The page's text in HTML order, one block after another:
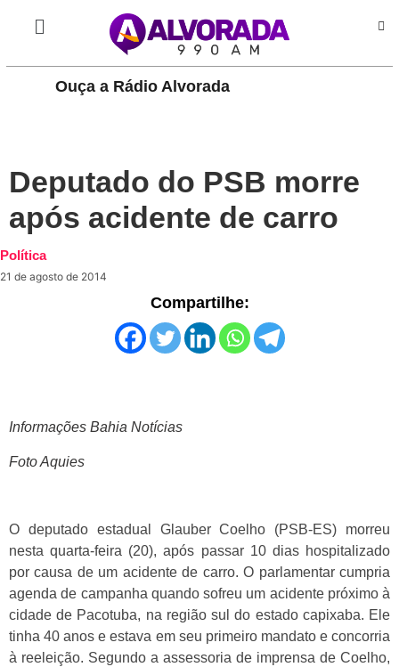
Ouça a Rádio Alvorada
Deputado do PSB morre
após acidente de carro
Política
21 de agosto de 2014
Compartilhe:
Informações Bahia Notícias
Foto Aquies
O deputado estadual Glauber Coelho (PSB-ES) morreu
nesta quarta-feira (20), após passar 10 dias hospitalizado
por causa de um acidente de carro. O parlamentar cumpria
agenda de campanha quando sofreu um acidente próximo à
cidade de Pacotuba, na região sul do estado capixaba. Ele
tinha 40 anos e estava em seu primeiro mandato e concorria
à reeleição. Segundo a assessoria de imprensa de Coelho,